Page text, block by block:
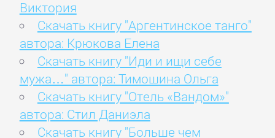
Виктория
Скачать книгу "Аргентинское танго"
автора: Крюкова Елена
Скачать книгу "Иди и ищи себе
мужа…" автора: Тимошина Ольга
Скачать книгу "Отель «Вандом»"
автора: Стил Даниэла
Скачать книгу "Больше чем